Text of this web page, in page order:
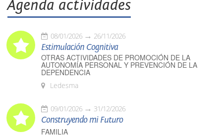
Agenda actividades
08/01/2026 26/11/2026
Estimulación Cognitiva
OTRAS ACTIVIDADES DE PROMOCIÓN DE LA
AUTONOMÍA PERSONAL Y PREVENCIÓN DE LA
DEPENDENCIA
Ledesma
09/01/2026 31/12/2026
Construyendo mi Futuro
FAMILIA